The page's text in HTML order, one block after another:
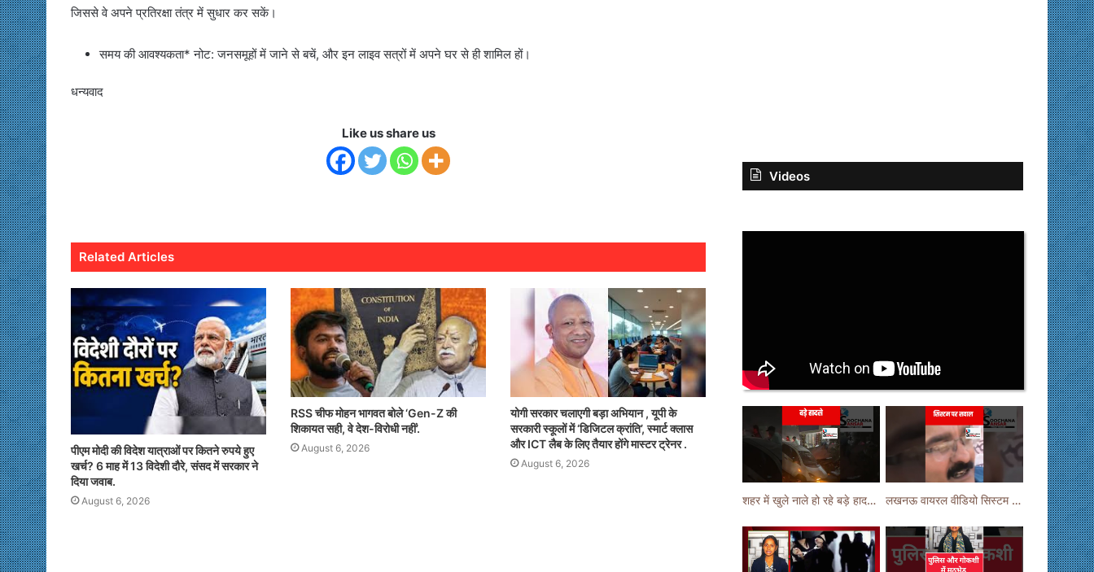
जिससे वे अपने प्रतिरक्षा तंत्र में सुधार कर सकें।
समय की आवश्यकता* नोट: जनसमूहों में जाने से बचें, और इन लाइव सत्रों में अपने घर से ही शामिल हों।
धन्यवाद
Like us share us
Related Articles
पीएम मोदी की विदेश यात्राओं पर कितने रुपये हुए
खर्च? 6 माह में 13 विदेशी दौरे, संसद में सरकार ने
दिया जवाब.
August 6, 2026
RSS चीफ मोहन भागवत बोले ‘Gen-Z की
शिकायत सही, वे देश-विरोधी नहीं’.
August 6, 2026
योगी सरकार चलाएगी बड़ा अभियान , यूपी के
सरकारी स्कूलों में ‘डिजिटल क्रांति’, स्मार्ट क्लास
और ICT लैब के लिए तैयार होंगे मास्टर ट्रेनर .
August 6, 2026
Videos
शहर में खुले नाले हो रहे बड़े हादसे ! #shortsvideo #shorts लखनऊ वायरल वीडियो सिस्टम पर सवाल ! #shorts #shortvideo